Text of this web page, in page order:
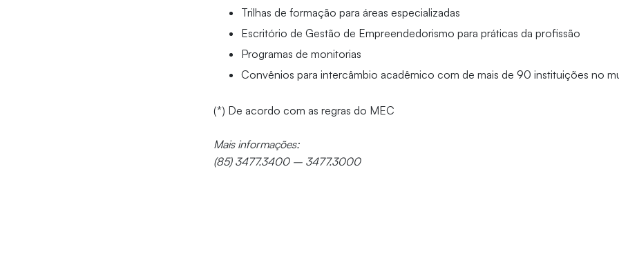
Trilhas de formação para áreas especializadas
Escritório de Gestão de Empreendedorismo para práticas da profissão
Programas de monitorias
Convênios para intercâmbio acadêmico com de mais de 90 instituições no
(*) De acordo com as regras do MEC
Mais informações:
(85) 3477.3400 – 3477.3000